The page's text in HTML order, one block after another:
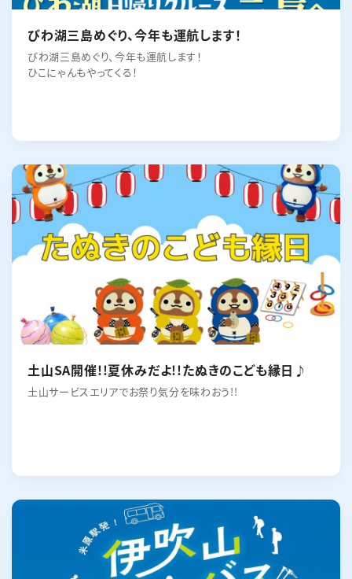
びわ湖三島めぐり、今年も運航します！
びわ湖三島めぐり、今年も運航します！
ひこにゃんもやってくる！
土山SA開催!!夏休みだよ!!たぬきのこども縁日♪
土山サービスエリアでお祭り気分を味わおう!!